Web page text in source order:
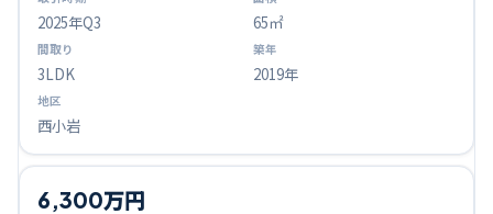
2025年Q3 65㎡
3LDK 2019年
西小岩
6,300万円